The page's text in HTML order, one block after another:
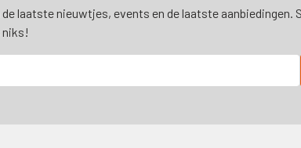
laatste nieuwtjes, events en de laatste aanbiedingen.
niks!